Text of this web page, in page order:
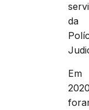
da
Em